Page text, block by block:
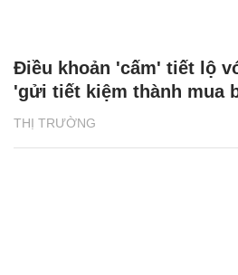
THỊ TRƯỜNG
Điều khoản 'cấm' tiết lộ
'gửi tiết kiệm thành mua